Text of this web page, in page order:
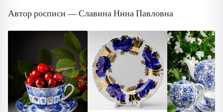
Автор росписи — Славина Нина Павловна